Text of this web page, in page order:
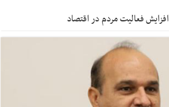
افزایش فعالیت مردم در اقتصاد